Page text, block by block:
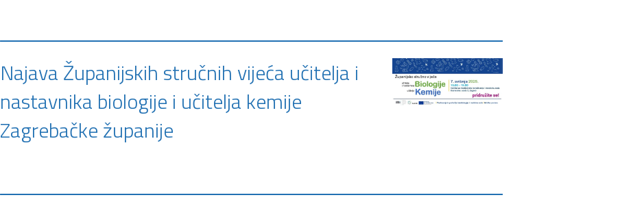
Najava Županijskih stručnih vijeća učitelja i
nastavnika biologije i učitelja kemije
Zagrebačke županije